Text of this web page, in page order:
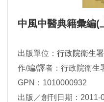
中風中醫典籍彙編(
出版單位： 行政院衛生
作/編/譯者：行政院衛生
GPN：1010000932
出版／創刊日期：2011-